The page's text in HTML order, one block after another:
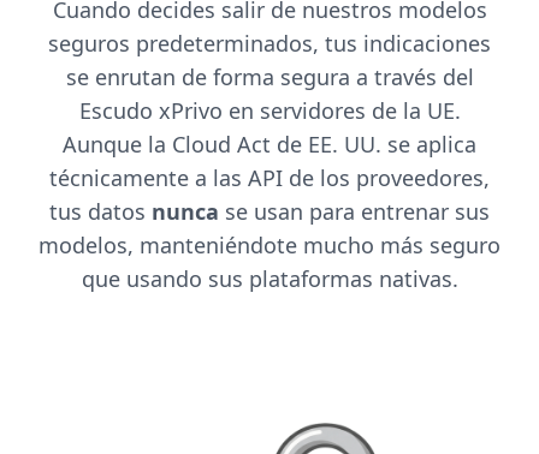
Cuando decides salir de nuestros modelos
seguros predeterminados, tus indicaciones
se enrutan de forma segura a través del
Escudo xPrivo en servidores de la UE.
Aunque la Cloud Act de EE. UU. se aplica
técnicamente a las API de los proveedores,
tus datos nunca se usan para entrenar sus
modelos, manteniéndote mucho más seguro
que usando sus plataformas nativas.